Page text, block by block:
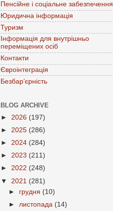
Пенсійне і соціальне забезпечення
Юридична інформація
Туризм
Інформація для внутрішньо
переміщених осіб
Контакти
Євроінтеграція
Безбар’єрність
BLOG ARCHIVE
► 2026 (197)
► 2025 (286)
► 2024 (284)
► 2023 (211)
► 2022 (248)
▼ 2021 (281)
► грудня (10)
►листопада (14)